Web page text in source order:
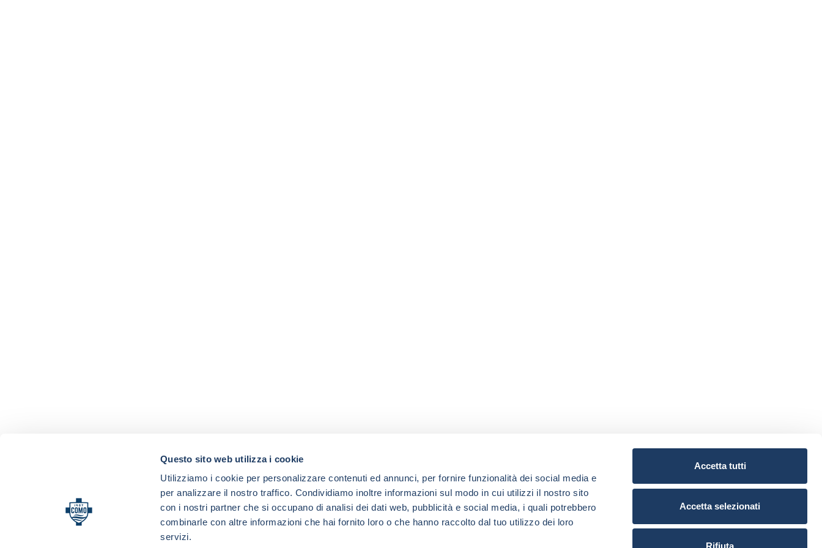
Questo sito web utilizza i cookie
Utilizziamo i cookie per personalizzare contenuti ed annunci, per fornire funzionalità dei social media e
per analizzare il nostro traffico. Condividiamo inoltre informazioni sul modo in cui utilizzi il nostro sito
con i nostri partner che si occupano di analisi dei dati web, pubblicità e social media, i quali potrebbero
combinarle con altre informazioni che hai fornito loro o che hanno raccolto dal tuo utilizzo dei loro
servizi.
Accetta tutti
Accetta selezionati
Rifiuta